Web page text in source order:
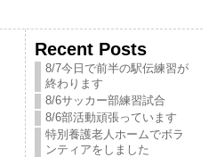
Recent Posts
8/7今日で前半の駅伝練習が
終わります
8/6サッカー部練習試合
8/6部活動頑張っています
特別養護老人ホームでボラ
ンティアをしました